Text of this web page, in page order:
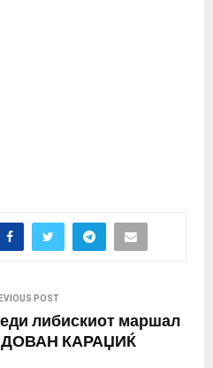
POST
либискиот маршал
КАРАЏИЌ